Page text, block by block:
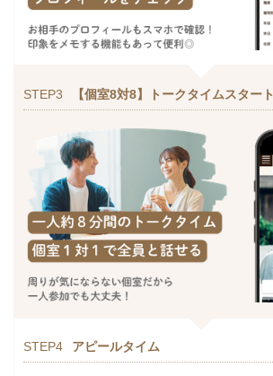
STEP3 【個室8対8】トークタイムスタート
STEP4 アピールタイム